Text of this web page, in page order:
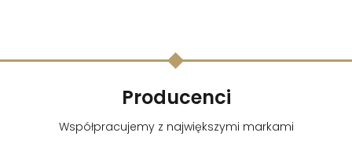
Producenci
Współpracujemy z największymi markami